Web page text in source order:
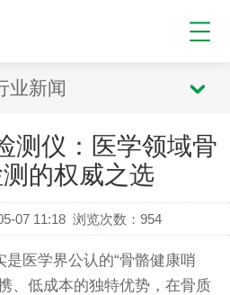
业新闻
测仪：医学领域骨
的权威之选
07 11:18 浏览次数：954
是医学界公认的“骨骼健康哨
、低成本的独特优势，在骨质